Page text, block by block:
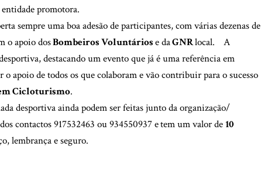
promotora.
sempre uma boa adesão de participantes, com várias dezenas de
o apoio dosBombeiros Voluntáriose daGNRlocal.
A
destacando um evento que já é uma referência em
o apoio de todos os que colaboram e vão contribuir para o sucesso
Cicloturismo.
desportiva ainda podem ser feitas junto da organização/
contactos 917532463 ou 934550937 etem um valor de10
lembrança e seguro.